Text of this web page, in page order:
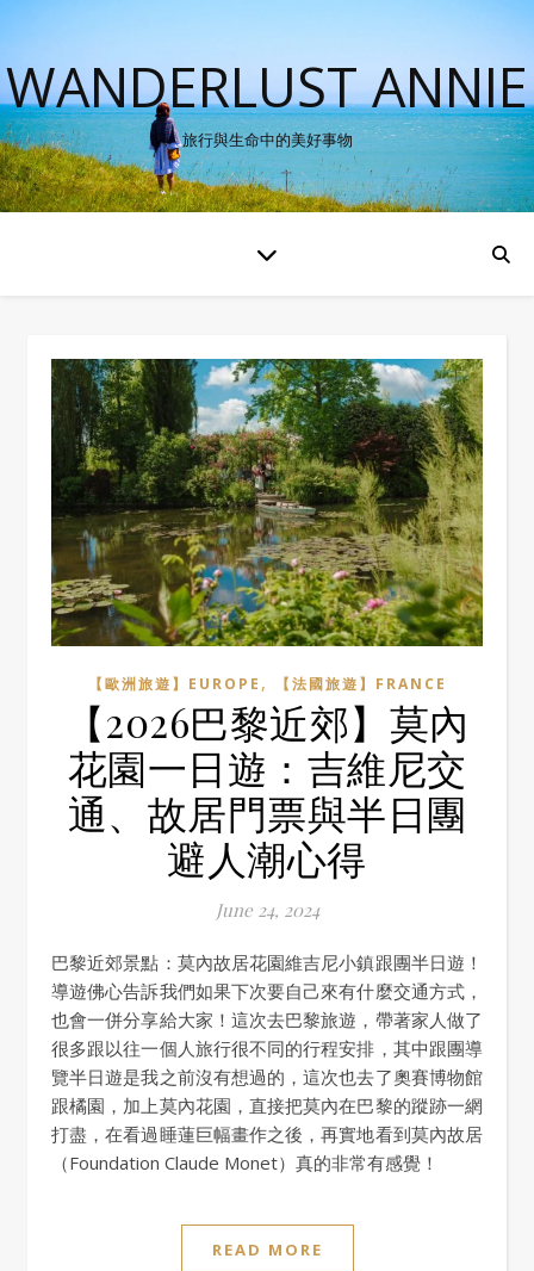
WANDERLUST ANNIE
旅行與生命中的美好事物
【歐洲旅遊】EUROPE , 【法國旅遊】FRANCE
【2026巴黎近郊】莫內
花園一日遊：吉維尼交
通、故居門票與半日團
避人潮心得
June 24, 2024
巴黎近郊景點：莫內故居花園維吉尼小鎮跟團半日遊！
導遊佛心告訴我們如果下次要自己來有什麼交通方式，
也會一併分享給大家！這次去巴黎旅遊，帶著家人做了
很多跟以往一個人旅行很不同的行程安排，其中跟團導
覽半日遊是我之前沒有想過的，這次也去了奧賽博物館
跟橘園，加上莫內花園，直接把莫內在巴黎的蹤跡一網
打盡，在看過睡蓮巨幅畫作之後，再實地看到莫內故居
（Foundation Claude Monet）真的非常有感覺！
READ MORE